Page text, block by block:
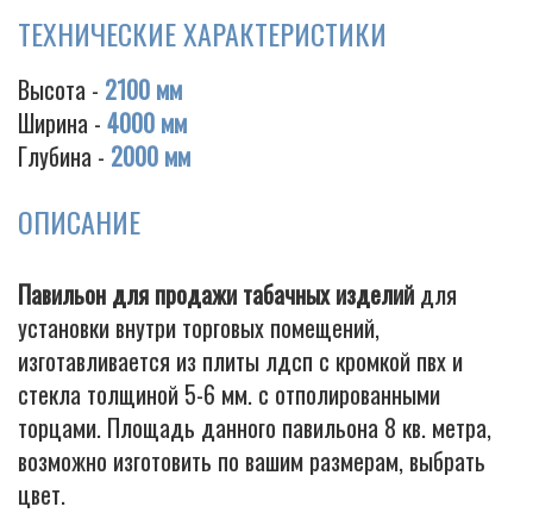
Cigarette
ТЕХНИЧЕСКИЕ ХАРАКТЕРИСТИКИ
Высота - 2100 мм
Ширина - 4000 мм
Глубина - 2000 мм
ОПИСАНИЕ
Павильон для продажи табачных изделий для
установки внутри торговых помещений,
изготавливается из плиты лдсп с кромкой пвх и
стекла толщиной 5-6 мм. с отполированными
торцами. Площадь данного павильона 8 кв. метра,
возможно изготовить по вашим размерам, выбрать
цвет.